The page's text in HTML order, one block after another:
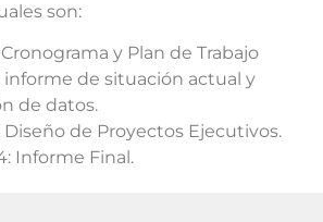
son:
y Plan de Trabajo
informe de situación actual y
de datos.
Diseño de Proyectos Ejecutivos.
Informe Final.